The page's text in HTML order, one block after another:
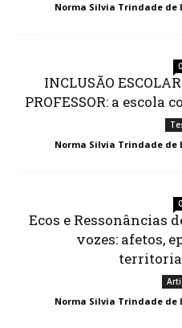
Norma Silvia Trindade de
0
INCLUSÃO
PROFESSOR: a escola
Norma Silvia Trindade de
0
Ecos e Ressonâncias
vozes: afetos,
Norma Silvia Trindade de